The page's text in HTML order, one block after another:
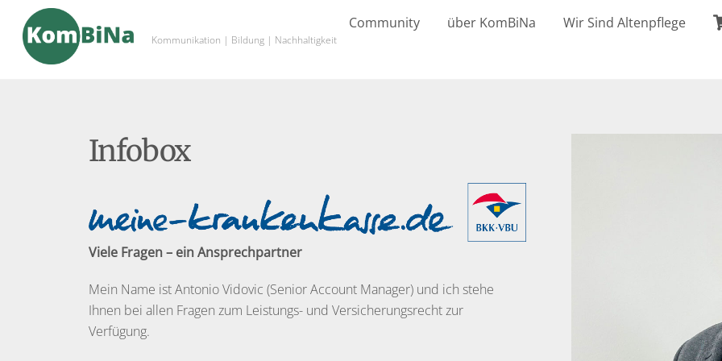
content
Kommunikation | Bildung | Nachhaltigkeit
Community über KomBiNa Wir Sind Altenpflege
Infobox
Viele Fragen – ein Ansprechpartner
Mein Name ist Antonio Vidovic (Senior Account Manager) und ich stehe
Ihnen bei allen Fragen zum Leistungs- und Versicherungsrecht zur
Verfügung.